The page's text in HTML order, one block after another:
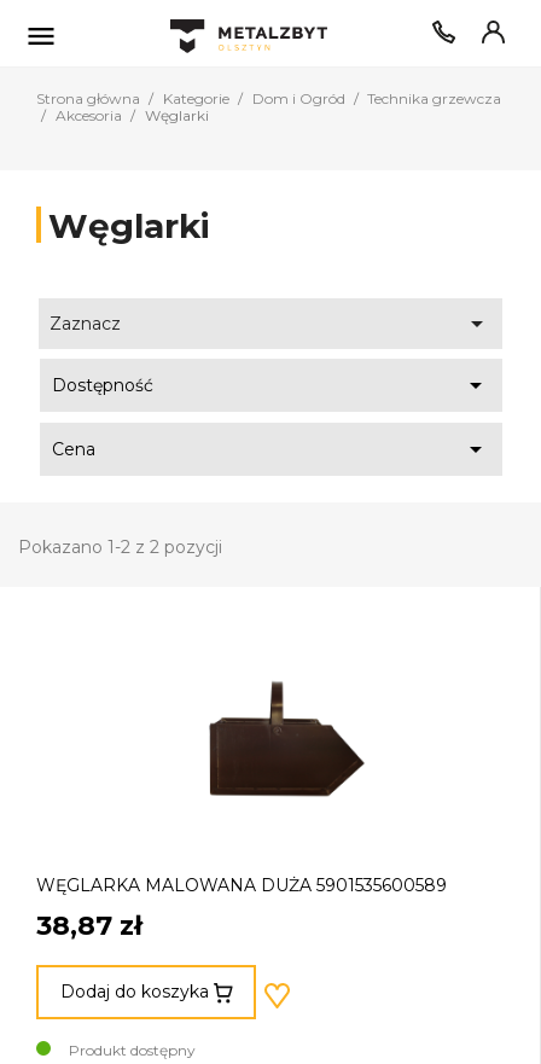

Strona główna Kategorie Dom i Ogród
Technika grzewcza
Akcesoria
Węglarki
Węglarki
Zaznacz 
Dostępność 
Cena 
Pokazano 1-2 z 2 pozycji
WĘGLARKA MALOWANA DUŻA 5901535600589
38,87 zł
Dodaj do koszyka
Produkt dostępny